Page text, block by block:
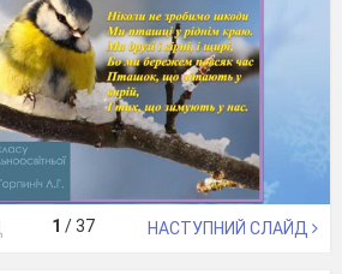
1 /37 НАСТУПНИЙ СЛАЙД